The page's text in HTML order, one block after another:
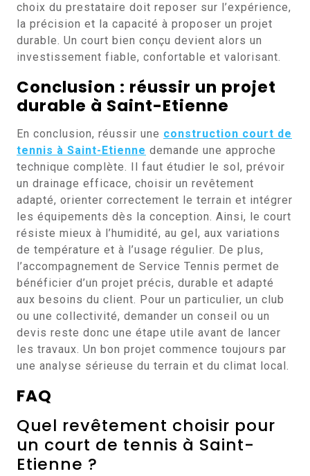
choix du prestataire doit reposer sur l’expérience,
la précision et la capacité à proposer un projet
durable. Un court bien conçu devient alors un
investissement fiable, confortable et valorisant.
Conclusion : réussir un projet
durable à Saint-Etienne
En conclusion, réussir une construction court de
tennis à Saint-Etienne demande une approche
technique complète. Il faut étudier le sol, prévoir
un drainage efficace, choisir un revêtement
adapté, orienter correctement le terrain et intégrer
les équipements dès la conception. Ainsi, le court
résiste mieux à l’humidité, au gel, aux variations
de température et à l’usage régulier. De plus,
l’accompagnement de Service Tennis permet de
bénéficier d’un projet précis, durable et adapté
aux besoins du client. Pour un particulier, un club
ou une collectivité, demander un conseil ou un
devis reste donc une étape utile avant de lancer
les travaux. Un bon projet commence toujours par
une analyse sérieuse du terrain et du climat local.
FAQ
Quel revêtement choisir pour
un court de tennis à Saint-
Etienne ?